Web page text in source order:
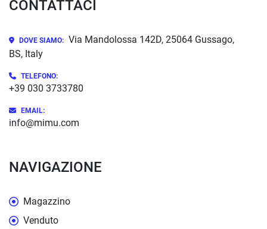
CONTATTACI
DOVE SIAMO: Via Mandolossa 142D, 25064 Gussago,
BS, Italy
TELEFONO:
+39 030 3733780
EMAIL:
info@mimu.com
NAVIGAZIONE
Magazzino
Venduto